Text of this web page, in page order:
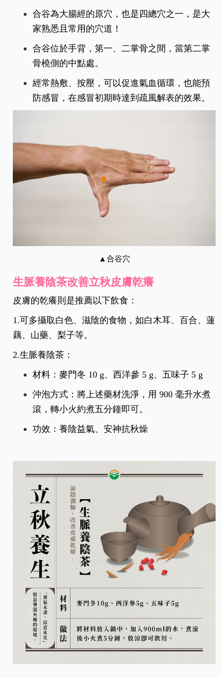
合谷為大腸經的原穴，也是四總穴之一，是大
家熟悉且常用的穴道！
合谷位於手背，第一、二掌骨之間，當第二掌
骨橈側的中點處。
經常熱敷、按壓，可以促進氣血循環，也能預
防感冒，在感冒初期時達到疏風解表的效果。
▲合谷穴
生脈養陰茶改善立秋皮膚乾癢
皮膚的乾癢則是推薦以下飲食：
1.可多攝取白色、滋陰的食物，如白木耳、百合、蓮
藕、山藥、梨子等。
2.生脈養陰茶：
材料：麥門冬 10 g、西洋參 5 g、五味子 5 g
沖泡方式：將上述藥材洗淨，用 900 毫升水煮
滾，轉小火約煮五分鐘即可。
功效：養陰益氣、安神抗秋燥